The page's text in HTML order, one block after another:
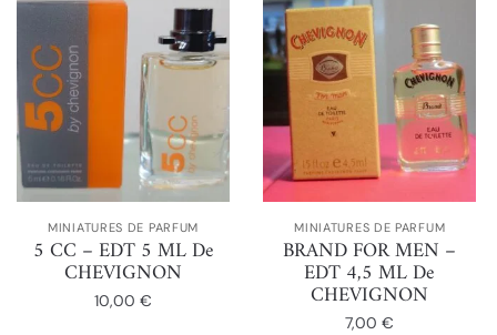
MINIATURES DE PARFUM
5 CC – EDT 5 ML De
CHEVIGNON
10,00€
MINIATURES DE PARFUM
BRAND FOR MEN –
EDT 4,5 ML De
CHEVIGNON
7,00€